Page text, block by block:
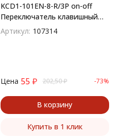
KCD1-101EN-8-R/3P on-off
Переключатель клавишный
(рокерный)
Артикул: 107314
Цена 55 ₽ 202,50₽ -73%
В корзину
Купить в 1 клик